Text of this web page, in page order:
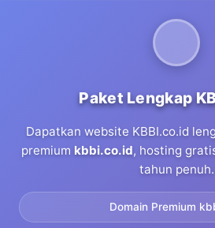
Paket Lengkap
Dapatkan website KBBI.co.id
premium kbbi.co.id, hosting
tahun penuh.
Domain Premium